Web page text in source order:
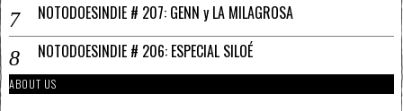
NOTODOESINDIE # 207: GENN y LA MILAGROSA
NOTODOESINDIE # 206: ESPECIAL SILOÉ
ABOUT US